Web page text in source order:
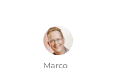
Auteur
Marco